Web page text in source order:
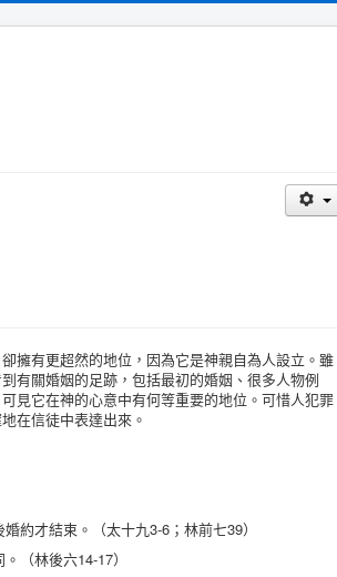
有更超然的地位，因為它是神親自為人設立。雖
有關婚姻的足跡，包括最初的婚姻、很多人物例
見它在神的心意中有何等重要的地位。可惜人犯罪
在信徒中表達出來。
約才結束。（太十九3-6；林前七39）
（林後六14-17）